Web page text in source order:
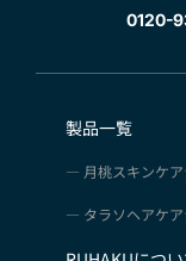
0120-
製品一覧
月桃スキンケ
タラソヘアケ